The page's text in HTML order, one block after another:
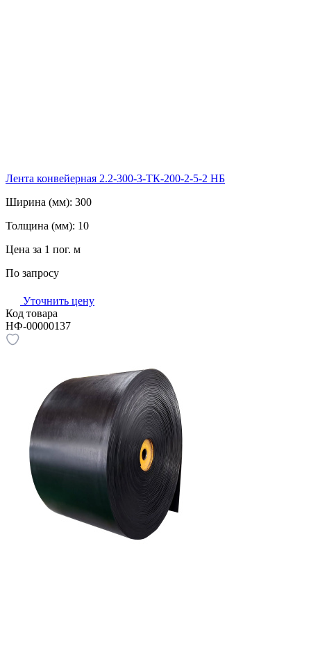
Лента конвейерная 2.2-300-3-ТК-200-2-5-2 НБ
Ширина (мм): 300
Толщина (мм): 10
Цена за 1 пог. м
По запросу
Уточнить цену
Код товара
НФ-00000137